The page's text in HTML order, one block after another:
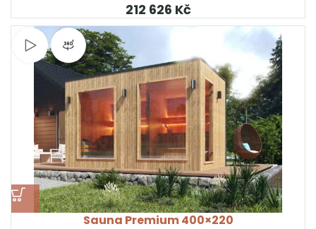
Kč
Sledujte videoPohled na produkt 360°
Sauna Premium 400×220